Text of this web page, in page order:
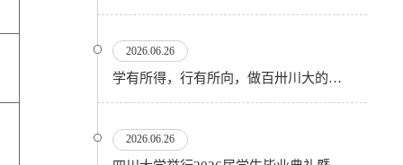
2026.06.26
学有所得，行有所向，做百卅川大的薪火赓续者——校长汪劲松在四川大学2026届学生毕业典礼上的...
2026.06.26